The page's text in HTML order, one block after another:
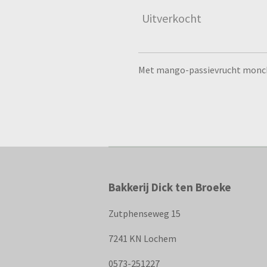
Uitverkocht
Met mango-passievrucht
Bakkerij Dick ten Broeke
Zutphenseweg 15
7241 KN Lochem
0573-251227